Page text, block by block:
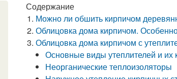
Содержание
Можно ли обшить кирпичом
Облицовка дома кирпичом.
Облицовка дома кирпичом с
Основные виды утеплителей и их
Неорганические теплоизоляторы